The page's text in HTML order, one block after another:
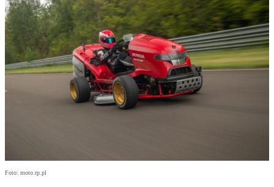
Foto: moto.rp.pl